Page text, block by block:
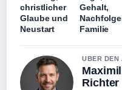
christlicher
Glaube und
Neustart
Gehalt,
Familie
UBER DEN
Richter